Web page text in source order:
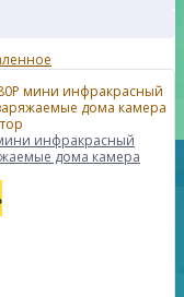
инфракрасный
дома камера